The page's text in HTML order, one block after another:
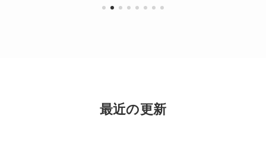
最近の更新